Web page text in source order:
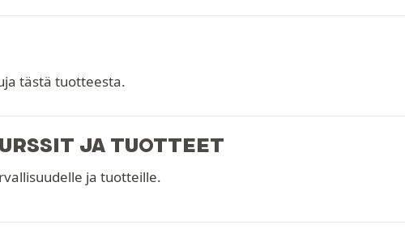
tästä tuotteesta.
JA TUOTTEET
ja tuotteille.